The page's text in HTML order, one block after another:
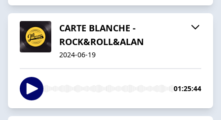
CARTE BLANCHE -
ROCK&ROLL&ALAN
2024-06-19
01:25:44